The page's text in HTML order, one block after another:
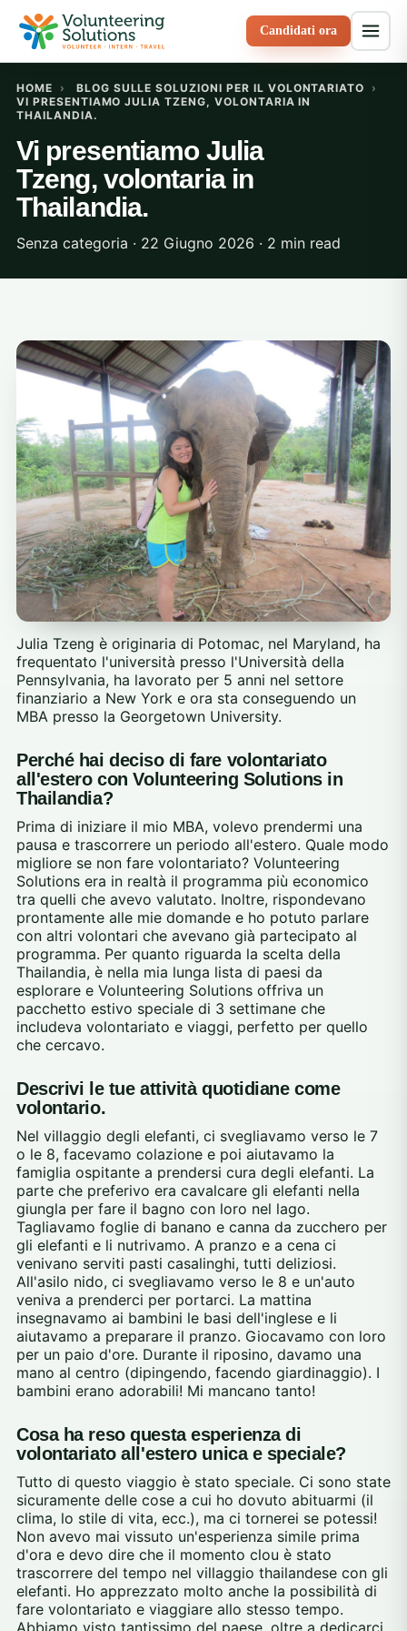
Candidati ora
HOME › BLOG SULLE SOLUZIONI PER IL VOLONTARIATO
›
VI PRESENTIAMO JULIA TZENG, VOLONTARIA IN
THAILANDIA.
Vi presentiamo Julia
Tzeng, volontaria in
Thailandia.
Senza categoria · 22 Giugno 2026 · 2 min read
Julia Tzeng è originaria di Potomac, nel Maryland, ha
frequentato l'università presso l'Università della
Pennsylvania, ha lavorato per 5 anni nel settore
finanziario a New York e ora sta conseguendo un
MBA presso la Georgetown University.
Perché hai deciso di fare volontariato
all'estero con Volunteering Solutions in
Thailandia?
Prima di iniziare il mio MBA, volevo prendermi una
pausa e trascorrere un periodo all'estero. Quale modo
migliore se non fare volontariato? Volunteering
Solutions era in realtà il programma più economico
tra quelli che avevo valutato. Inoltre, rispondevano
prontamente alle mie domande e ho potuto parlare
con altri volontari che avevano già partecipato al
programma. Per quanto riguarda la scelta della
Thailandia, è nella mia lunga lista di paesi da
esplorare e Volunteering Solutions offriva un
pacchetto estivo speciale di 3 settimane che
includeva volontariato e viaggi, perfetto per quello
che cercavo.
Descrivi le tue attività quotidiane come
volontario.
Nel villaggio degli elefanti, ci svegliavamo verso le 7
o le 8, facevamo colazione e poi aiutavamo la
famiglia ospitante a prendersi cura degli elefanti. La
parte che preferivo era cavalcare gli elefanti nella
giungla per fare il bagno con loro nel lago.
Tagliavamo foglie di banano e canna da zucchero per
gli elefanti e li nutrivamo. A pranzo e a cena ci
venivano serviti pasti casalinghi, tutti deliziosi.
All'asilo nido, ci svegliavamo verso le 8 e un'auto
veniva a prenderci per portarci. La mattina
insegnavamo ai bambini le basi dell'inglese e li
aiutavamo a preparare il pranzo. Giocavamo con loro
per un paio d'ore. Durante il riposino, davamo una
mano al centro (dipingendo, facendo giardinaggio). I
bambini erano adorabili! Mi mancano tanto!
Cosa ha reso questa esperienza di
volontariato all'estero unica e speciale?
Tutto di questo viaggio è stato speciale. Ci sono state
sicuramente delle cose a cui ho dovuto abituarmi (il
clima, lo stile di vita, ecc.), ma ci tornerei se potessi!
Non avevo mai vissuto un'esperienza simile prima
d'ora e devo dire che il momento clou è stato
trascorrere del tempo nel villaggio thailandese con gli
elefanti. Ho apprezzato molto anche la possibilità di
fare volontariato e viaggiare allo stesso tempo.
Abbiamo visto tantissimo del paese, oltre a dedicarci